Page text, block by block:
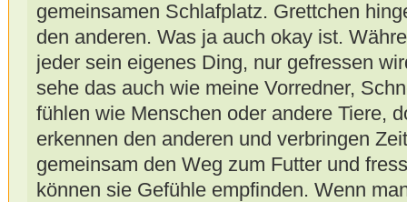
gemeinsamen Schlafplatz. Grettchen
den anderen. Was ja auch okay ist.
jeder sein eigenes Ding, nur gefressen
sehe das auch wie meine Vorredner,
fühlen wie Menschen oder andere Tiere,
erkennen den anderen und verbringen
gemeinsam den Weg zum Futter und
können sie Gefühle empfinden. Wenn